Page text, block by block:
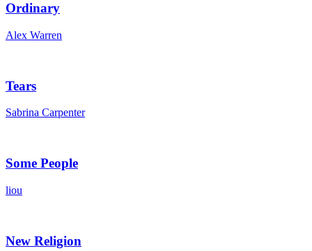
Ordinary
Alex Warren
Tears
Sabrina Carpenter
Some People
liou
New Religion